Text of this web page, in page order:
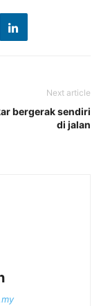
Next article
bergerak sendiri
di jalan